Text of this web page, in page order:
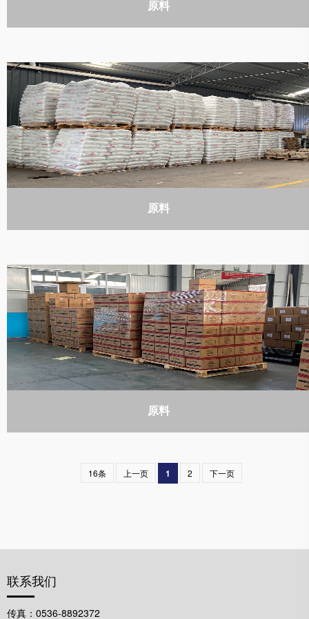
原料
原料
原料
16条 上一页 1 2 下一页
联系我们
传真：0536-8892372